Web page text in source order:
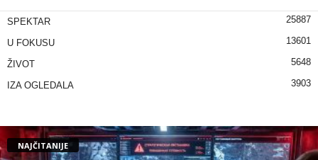
SPEKTAR 25887
U FOKUSU 13601
ŽIVOT 5648
IZA OGLEDALA 3903
NAJČITANIJE